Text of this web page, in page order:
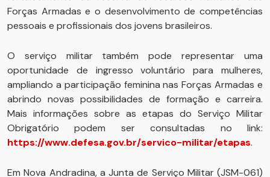
Forças Armadas e o desenvolvimento de competências
pessoais e profissionais dos jovens brasileiros.
O serviço militar também pode representar uma
oportunidade de ingresso voluntário para mulheres,
ampliando a participação feminina nas Forças Armadas e
abrindo novas possibilidades de formação e carreira.
Mais informações sobre as etapas do Serviço Militar
Obrigatório podem ser consultadas no link:
https://www.defesa.gov.br/servico-militar/etapas.
Em Nova Andradina, a Junta de Serviço Militar (JSM-061)